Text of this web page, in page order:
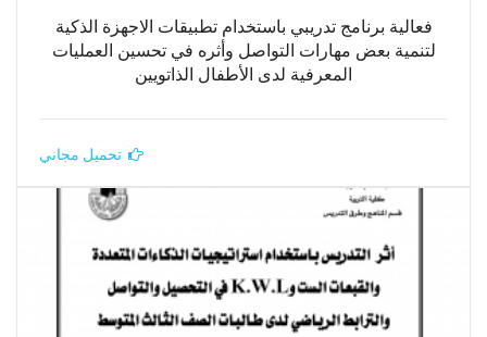
فعالية برنامج تدريبي باستخدام تطبيقات الاجهزة الذكية
لتنمية بعض مهارات التواصل وأثره في تحسين العمليات
المعرفية لدى الأطفال الذاتويين
تحميل مجاني